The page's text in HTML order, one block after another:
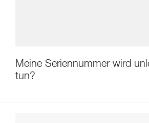
Meine Seriennummer wird
tun?